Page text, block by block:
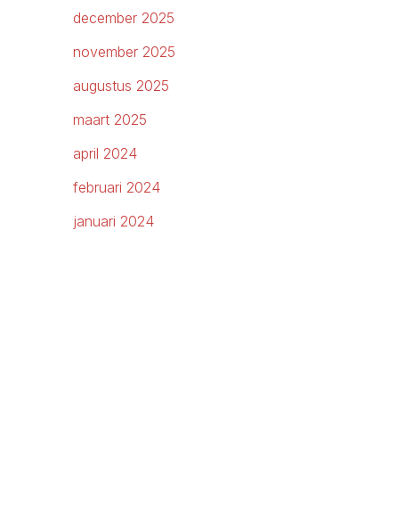
december 2025
november 2025
augustus 2025
maart 2025
april 2024
februari 2024
januari 2024